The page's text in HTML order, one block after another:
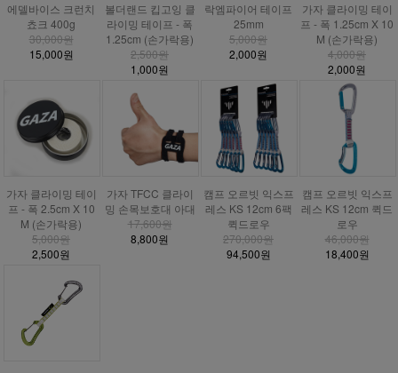
에델바이스 크런치
쵸크 400g
30,000원
15,000원
볼더랜드 킵고잉 클
라이밍 테이프 - 폭
1.25cm (손가락용)
2,500원
1,000원
락엠파이어 테이프
25mm
5,000원
2,000원
가자 클라이밍 테이
프 - 폭 1.25cm X 10
M (손가락용)
4,000원
2,000원
가자 클라이밍 테이
프 - 폭 2.5cm X 10
M (손가락용)
5,000원
2,500원
가자 TFCC 클라이
밍 손목보호대 아대
17,600원
8,800원
캠프 오르빗 익스프
레스 KS 12cm 6팩
퀵드로우
270,000원
94,500원
캠프 오르빗 익스프
레스 KS 12cm 퀵드
로우
46,000원
18,400원